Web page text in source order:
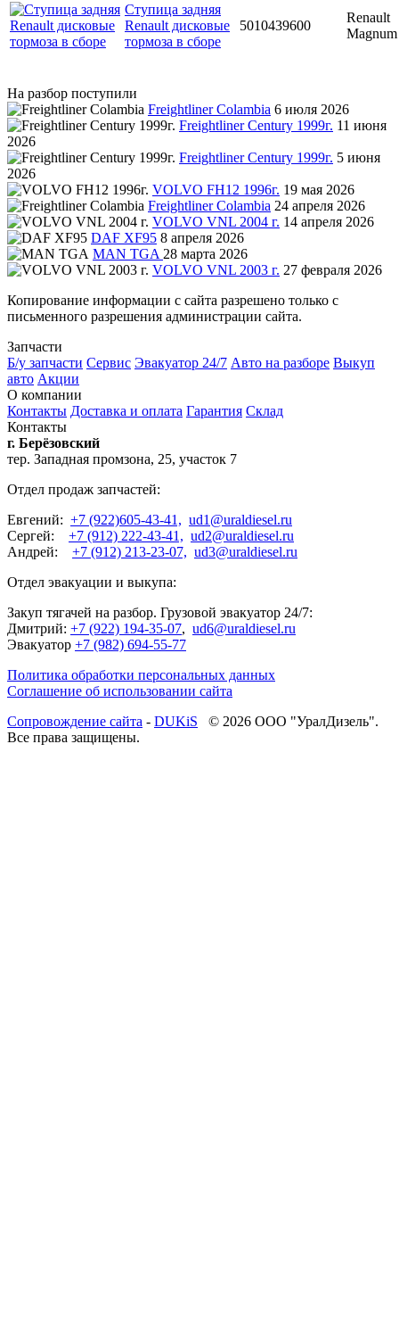
Ступица задняя
Renault дисковые
тормоза в сборе
5010439600
Renault
Magnum
На разбор поступили
Freightliner Colambia 6 июля 2026
Freightliner Century 1999г. 11 июня
2026
Freightliner Century 1999г. 5 июня
2026
VOLVO FH12 1996г. 19 мая 2026
Freightliner Colambia 24 апреля 2026
VOLVO VNL 2004 г. 14 апреля 2026
DAF XF95 8 апреля 2026
MAN TGA 28 марта 2026
VOLVO VNL 2003 г. 27 февраля 2026
Копирование информации с сайта разрешено только с
письменного разрешения администрации сайта.
Запчасти
Б/у запчасти Сервис Эвакуатор 24/7 Авто на разборе Выкуп
авто Акции
О компании
Контакты Доставка и оплата Гарантия Склад
Контакты
г. Берёзовский
тер. Западная промзона, 25, участок 7
Отдел продаж запчастей:
Евгений: +7 (922)605-43-41, ud1@uraldiesel.ru
Сергей: +7 (912) 222-43-41, ud2@uraldiesel.ru
Андрей: +7 (912) 213-23-07, ud3@uraldiesel.ru
Отдел эвакуации и выкупа:
Закуп тягачей на разбор. Грузовой эвакуатор 24/7:
Дмитрий: +7 (922) 194-35-07, ud6@uraldiesel.ru
Эвакуатор +7 (982) 694-55-77
Политика обработки персональных данных
Соглашение об использовании сайта
Cопровождение сайта - DUKiS © 2026 ООО "УралДизель".
Все права защищены.